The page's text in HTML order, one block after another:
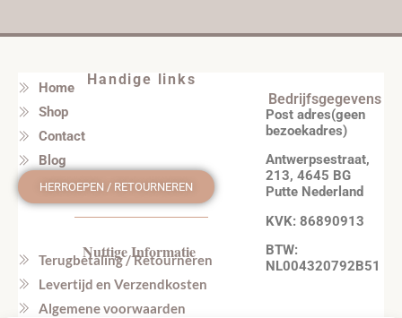
Handige links
Home
Shop
Contact
Blog
HERROEPEN / RETOURNEREN
Nuttige Informatie
Terugbetaling / Retourneren
Levertijd en Verzendkosten
Algemene voorwaarden
Bedrijfsgegevens
Post adres(geen
bezoekadres)
Antwerpsestraat,
213, 4645 BG
Putte Nederland
KVK: 86890913
BTW:
NL004320792B51